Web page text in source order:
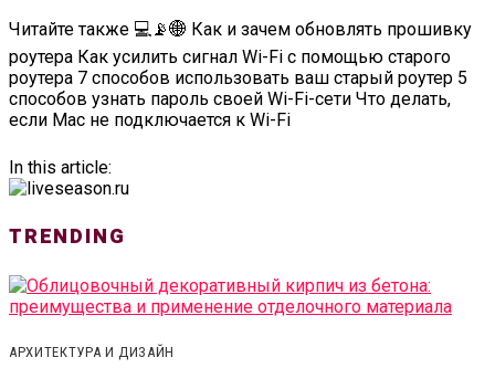
Читайте также 💻📡🌐 Как и зачем обновлять прошивку
роутера Как усилить сигнал Wi-Fi с помощью старого
роутера 7 способов использовать ваш старый роутер 5
способов узнать пароль своей Wi-Fi-сети Что делать,
если Mac не подключается к Wi-Fi
In this article:
TRENDING
АРХИТЕКТУРА И ДИЗАЙН